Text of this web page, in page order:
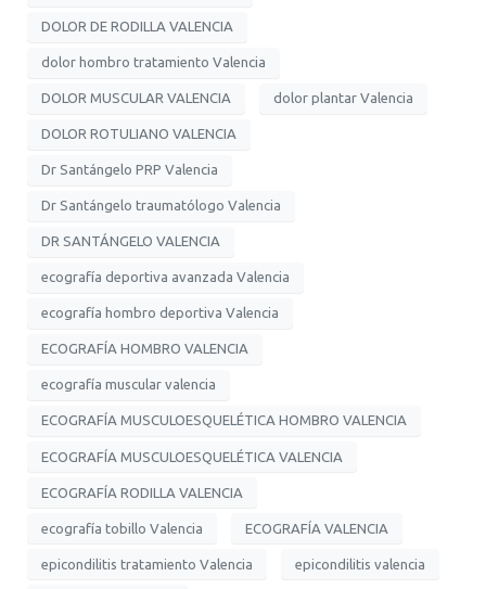
DOLOR DE RODILLA VALENCIA
dolor hombro tratamiento Valencia
DOLOR MUSCULAR VALENCIA dolor plantar Valencia
DOLOR ROTULIANO VALENCIA
Dr Santángelo PRP Valencia
Dr Santángelo traumatólogo Valencia
DR SANTÁNGELO VALENCIA
ecografía deportiva avanzada Valencia
ecografía hombro deportiva Valencia
ECOGRAFÍA HOMBRO VALENCIA
ecografía muscular valencia
ECOGRAFÍA MUSCULOESQUELÉTICA HOMBRO VALENCIA
ECOGRAFÍA MUSCULOESQUELÉTICA VALENCIA
ECOGRAFÍA RODILLA VALENCIA
ecografía tobillo Valencia ECOGRAFÍA VALENCIA
epicondilitis tratamiento Valencia epicondilitis valencia